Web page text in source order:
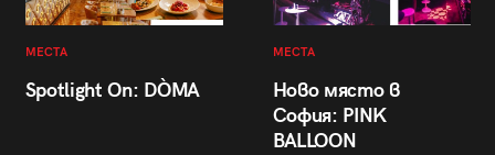
МЕСТА
Spotlight On: DÒMA
МЕСТА
Ново място в
София: PINK
BALLOON